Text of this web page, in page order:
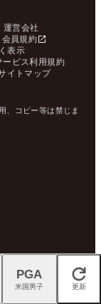
運営会社
会員規約
表示
ービス利用規約
イトマップ
、コピー等は禁じま
閉じる
PGA
米国男子 更新